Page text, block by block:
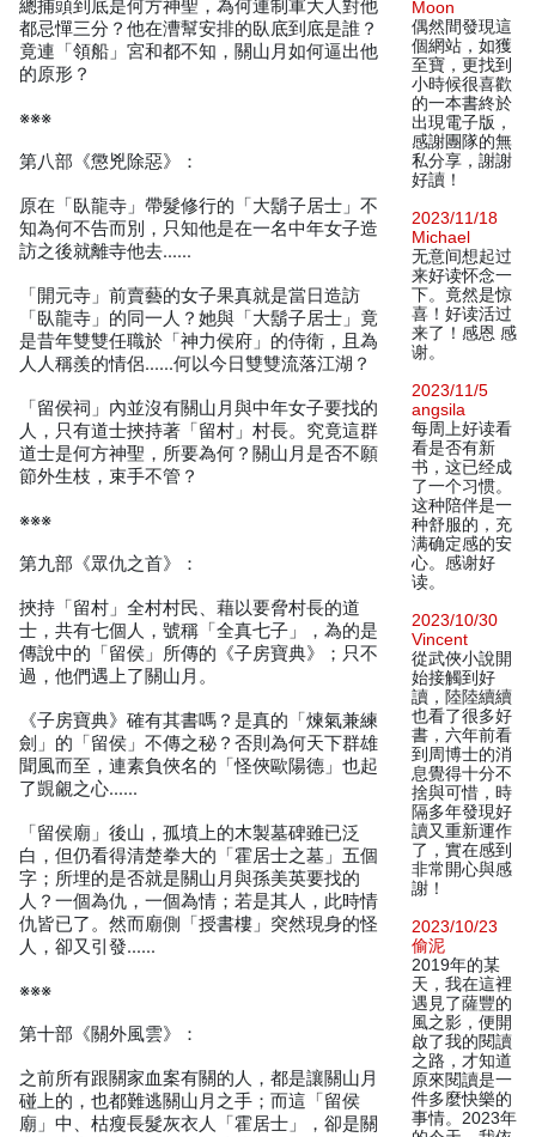
總捕頭到底是何方神聖，為何連制軍大人對他
都忌憚三分？他在漕幫安排的臥底到底是誰？
竟連「領船」宮和都不知，關山月如何逼出他
的原形？
※※※
第八部《懲兇除惡》：
原在「臥龍寺」帶髮修行的「大鬍子居士」不
知為何不告而別，只知他是在一名中年女子造
訪之後就離寺他去……
「開元寺」前賣藝的女子果真就是當日造訪
「臥龍寺」的同一人？她與「大鬍子居士」竟
是昔年雙雙任職於「神力侯府」的侍衛，且為
人人稱羨的情侶……何以今日雙雙流落江湖？
「留侯祠」內並沒有關山月與中年女子要找的
人，只有道士挾持著「留村」村長。究竟這群
道士是何方神聖，所要為何？關山月是否不願
節外生枝，束手不管？
※※※
第九部《眾仇之首》：
挾持「留村」全村村民、藉以要脅村長的道
士，共有七個人，號稱「全真七子」，為的是
傳說中的「留侯」所傳的《子房寶典》；只不
過，他們遇上了關山月。
《子房寶典》確有其書嗎？是真的「煉氣兼練
劍」的「留侯」不傳之秘？否則為何天下群雄
聞風而至，連素負俠名的「怪俠歐陽德」也起
了覬覦之心……
「留侯廟」後山，孤墳上的木製墓碑雖已泛
白，但仍看得清楚拳大的「霍居士之墓」五個
字；所埋的是否就是關山月與孫美英要找的
人？一個為仇，一個為情；若是其人，此時情
仇皆已了。然而廟側「授書樓」突然現身的怪
人，卻又引發……
※※※
第十部《關外風雲》：
之前所有跟關家血案有關的人，都是讓關山月
碰上的，也都難逃關山月之手；而這「留侯
廟」中、枯瘦長髮灰衣人「霍居士」，卻是關
Moon
偶然間發現這
個網站，如獲
至寶，更找到
小時候很喜歡
的一本書終於
出現電子版，
感謝團隊的無
私分享，謝謝
好讀！
2023/11/18
Michael
无意间想起过
来好读怀念一
下。竟然是惊
喜！好读活过
来了！感恩 感
谢。
2023/11/5
angsila
每周上好读看
看是否有新
书，这已经成
了一个习惯。
这种陪伴是一
种舒服的，充
满确定感的安
心。感谢好
读。
2023/10/30
Vincent
從武俠小說開
始接觸到好
讀，陸陸續續
也看了很多好
書，六年前看
到周博士的消
息覺得十分不
捨與可惜，時
隔多年發現好
讀又重新運作
了，實在感到
非常開心與感
謝！
2023/10/23
偷泥
2019年的某
天，我在這裡
遇見了薩豐的
風之影，便開
啟了我的閱讀
之路，才知道
原來閱讀是一
件多麼快樂的
事情。2023年